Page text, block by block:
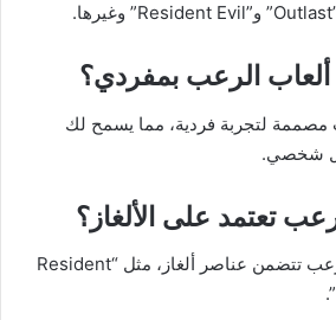
الرعب بمفردي؟
مصممة لتجربة فردية، مما يسمح لك
شخصي.
تعتمد على الألغاز؟
نعم، العديد من ألعاب الرعب تتضمن عناصر ألغاز، مثل “Resident